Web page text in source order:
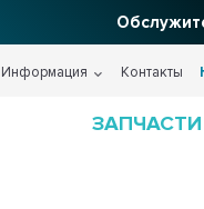
Информация Контакты